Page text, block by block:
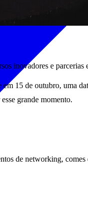
inovadores e parcerias
15 de outubro, uma
grande momento.
de networking, comes